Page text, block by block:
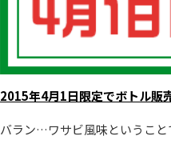
2015年4月1日限定でボトル販
バラン…ワサビ風味ということ